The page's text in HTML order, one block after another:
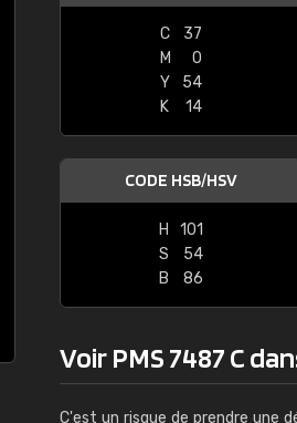
C
37
M
0
Y
54
K
14
CODE HSB/HSV
H
101
S
54
B
86
Voir PMS 7487 C
C'est un risque de prendre une